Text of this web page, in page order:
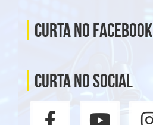
Curta no Facebook
Curta no social